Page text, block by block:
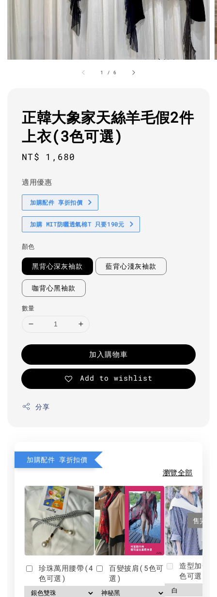
1 /6
正韓大象家天絲羊毛假2件
上衣(3色可選)
Regular
NT$ 1,680
適用優惠
加購配件 享折扣價
加購 MIT防曬透氣棉T 只要190元
顏色
黑背心深灰袖款 藍背心淺灰袖款
咖背心黑袖款
數量
加入購物車
Add to wishlist
分享
加購配件 享折扣價
瀏覽全部
珍珠萬用腰帶(4
色可選)
百變披肩(5色可
選)
售完
造型加分
色可選)